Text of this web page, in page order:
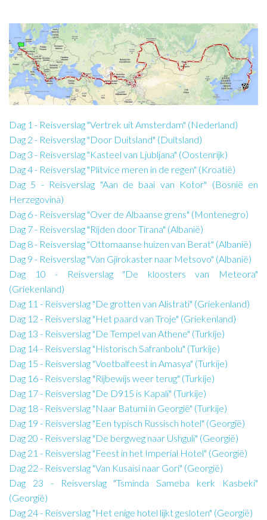
Dag 1 - Reisverslag "Vertrek uit Amsterdam" (Nederland)
Dag 2 - Reisverslag "Door Duitsland" (Duitsland)
Dag 3 - Reisverslag "Kasteel van Ljubljana" (Oostenrijk)
Dag 4 - Reisverslag "Plitvice meren in de regen" (Kroatië)
Dag 5 - Reisverslag "Aan de baai van Kotor" (Bosnië en
Herzegovina)
Dag 6 - Reisverslag "Over de Albaanse grens" (Montenegro)
Dag 7 - Reisverslag "Rijden door Tirana" (Albanië)
Dag 8 - Reisverslag "Ottomaanse huizen van Berat" (Albanië)
Dag 9 - Reisverslag "Van Gjirokaster naar Metsovo" (Albanië)
Dag 10 - Reisverslag "De kloosters van Meteora"
(Griekenland)
Dag 11 - Reisverslag "De grotten van Alistrati" (Griekenland)
Dag 12 - Reisverslag "Het paard van Troje" (Griekenland)
Dag 13 - Reisverslag "De Tempel van Athene" (Turkije)
Dag 14 - Reisverslag "Historisch Safranbolu" (Turkije)
Dag 15 - Reisverslag "Voetbalfeest in Amasya" (Turkije)
Dag 16 - Reisverslag "Rijbewijs weer terug" (Turkije)
Dag 17 - Reisverslag "De D915 is Kapali" (Turkije)
Dag 18 - Reisverslag "Naar Batumi in Georgië" (Turkije)
Dag 19 - Reisverslag "Een typisch Russisch hotel" (Georgië)
Dag 20 - Reisverslag "De bergweg naar Ushguli" (Georgië)
Dag 21 - Reisverslag "Feest in het Imperial Hotel" (Georgië)
Dag 22 - Reisverslag "Van Kusaisi naar Gori" (Georgië)
Dag 23 - Reisverslag "Tsminda Sameba kerk Kasbeki"
(Georgië)
Dag 24 - Reisverslag "Het enige hotel lijkt gesloten" (Georgië)